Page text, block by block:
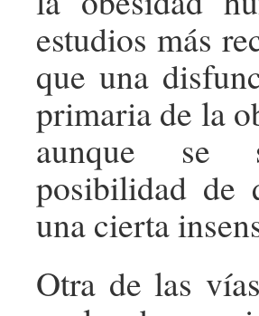
estudios más
que una
primaria de la
aunque se
posibilidad de
una cierta
Otra de las